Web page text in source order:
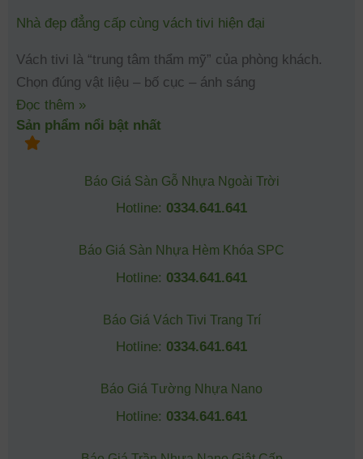
Nhà đẹp đẳng cấp cùng vách tivi hiện đại
Vách tivi là “trung tâm thẩm mỹ” của phòng khách.
Chọn đúng vật liệu – bố cục – ánh sáng
Đọc thêm »
Sản phẩm nổi bật nhất
Báo Giá Sàn Gỗ Nhựa Ngoài Trời
Hotline: 0334.641.641
Báo Giá Sàn Nhựa Hèm Khóa SPC
Hotline: 0334.641.641
Báo Giá Vách Tivi Trang Trí
Hotline: 0334.641.641
Báo Giá Tường Nhựa Nano
Hotline: 0334.641.641